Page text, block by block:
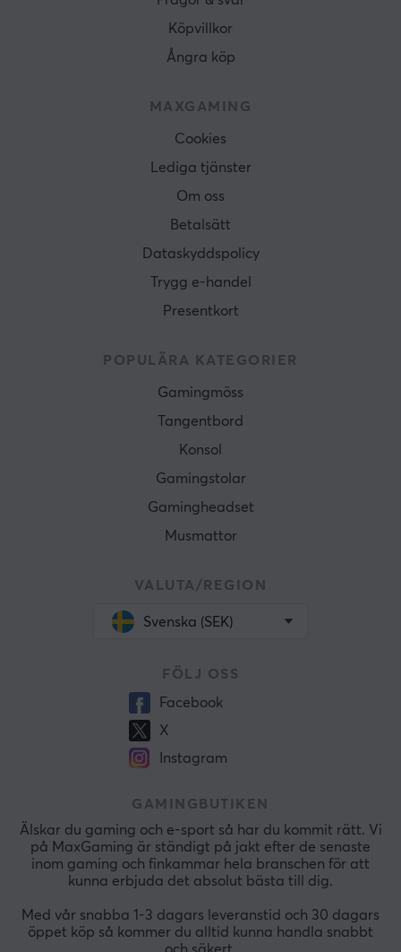
Köpvillkor
Ångra köp
MAXGAMING
Cookies
Lediga tjänster
Om oss
Betalsätt
Dataskyddspolicy
Trygg e-handel
Presentkort
POPULÄRA KATEGORIER
Gamingmöss
Tangentbord
Konsol
Gamingstolar
Gamingheadset
Musmattor
VALUTA/REGION
Svenska (SEK)
FÖLJ OSS
Facebook
X
Instagram
GAMINGBUTIKEN
Älskar du gaming och e-sport så har du kommit rätt. Vi
på MaxGaming är ständigt på jakt efter de senaste
inom gaming och finkammar hela branschen för att
kunna erbjuda det absolut bästa till dig.
Med vår snabba 1-3 dagars leveranstid och 30 dagars
öppet köp så kommer du alltid kunna handla snabbt